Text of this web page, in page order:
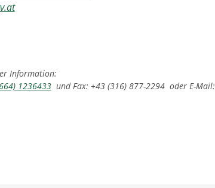
Information:
1236433und Fax: +43 (316) 877-2294 oder E-Mail: